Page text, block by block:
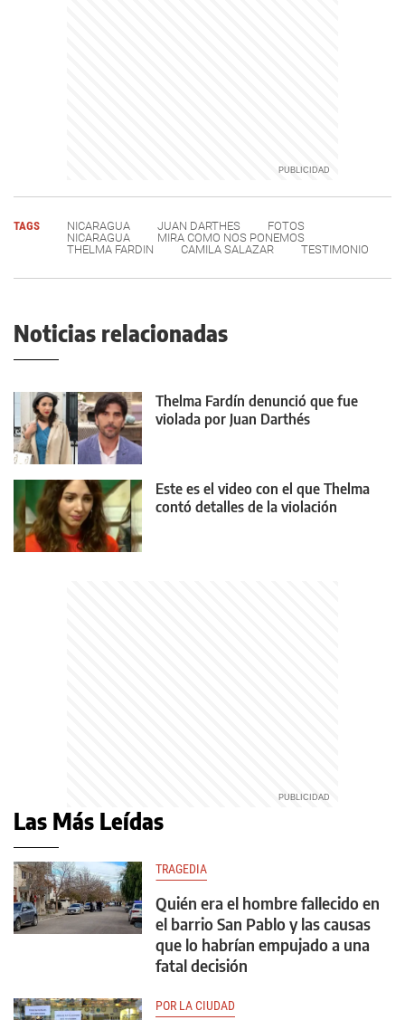
TAGS NICARAGUA JUAN DARTHES
FOTOS
NICARAGUA
MIRA COMO NOS PONEMOS
THELMA FARDIN
CAMILA SALAZAR TESTIMONIO
Noticias relacionadas
Thelma Fardín denunció que fue
violada por Juan Darthés
Este es el video con el que Thelma
contó detalles de la violación
Las Más Leídas
TRAGEDIA
Quién era el hombre fallecido en
el barrio San Pablo y las causas
que lo habrían empujado a una
fatal decisión
POR LA CIUDAD